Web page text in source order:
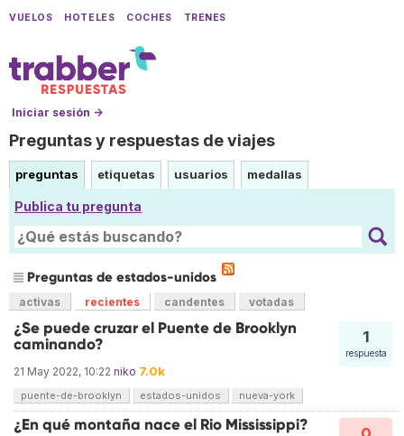
VUELOS HOTELES COCHES TRENES
Iniciar sesión →
Preguntas y respuestas de viajes
preguntas etiquetas usuarios medallas
Publica tu pregunta
Preguntas de estados-unidos
activas recientes candentes votadas
1
respuesta
¿Se puede cruzar el Puente de Brooklyn
caminando?
21 May 2022, 10:22 niko 7.0k
puente-de-brooklyn estados-unidos nueva-york
¿En qué montaña nace el Rio Mississippi?